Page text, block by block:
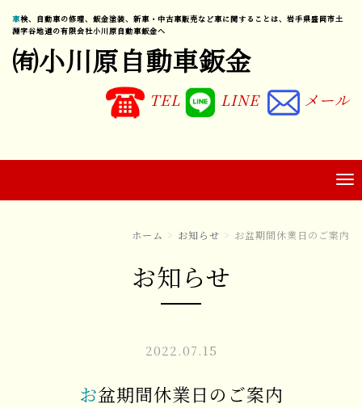
車検、自動車の修理、鈑金塗装、新車・中古車販売など車に関することは、岩手県盛岡市土
淵字谷地道の有限会社小川原自動車鈑金へ
㈲小川原自動車鈑金
TEL LINE メール
ホーム お知らせ お盆期間休業日のご案内
お知らせ
2022.07.15
お盆期間休業日のご案内